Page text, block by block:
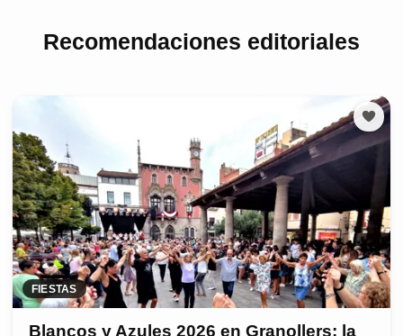
Recomendaciones editoriales
FIESTAS
Blancos y Azules 2026 en Granollers: la